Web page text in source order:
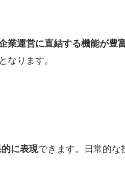
業運営に直結する機能が豊
となります。
に表現できます。日常的な